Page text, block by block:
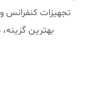
تجهیزات کنفرانس
بهترین